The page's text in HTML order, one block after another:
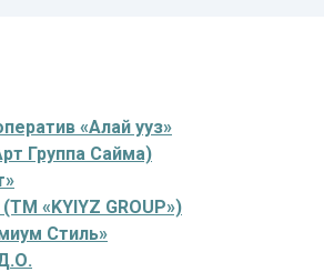
«Алай ууз»
Группа Сайма)
«KYIYZ GROUP»)
Стиль»